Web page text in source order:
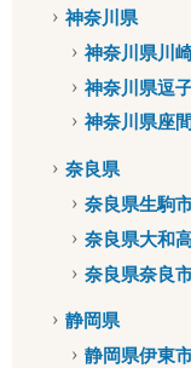
神奈川県
神奈川県川
神奈川県逗
神奈川県座
奈良県
奈良県生駒
奈良県大和
奈良県奈良
静岡県
静岡県伊東